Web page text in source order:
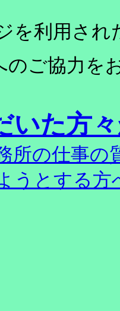
を利用され
のご協力を
いた方
所の仕事の
うとする方